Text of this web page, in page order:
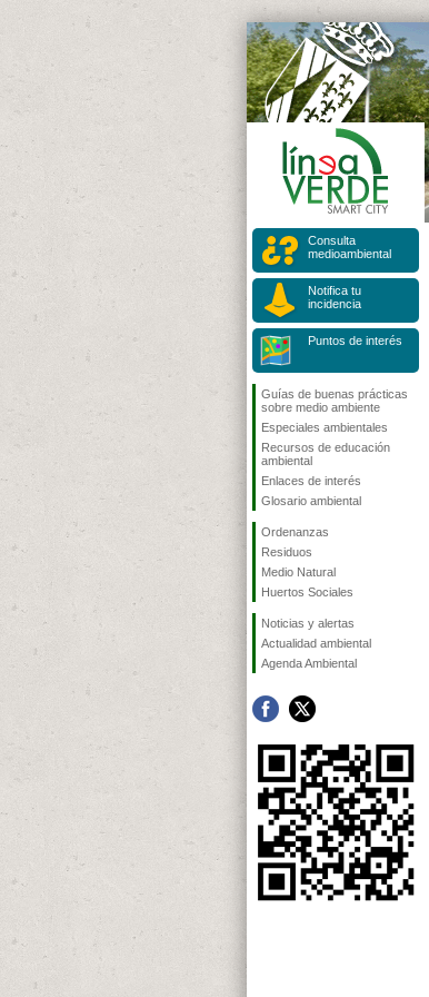
Consulta
medioambiental
Notifica tu
incidencia
Puntos de interés
Guías de buenas prácticas
sobre medio ambiente
Especiales ambientales
Recursos de educación
ambiental
Enlaces de interés
Glosario ambiental
Ordenanzas
Residuos
Medio Natural
Huertos Sociales
Noticias y alertas
Actualidad ambiental
Agenda Ambiental